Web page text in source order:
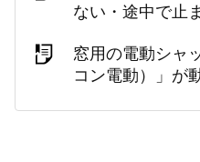
ない・途中で止
窓用の電動シャ
コン電動）」が